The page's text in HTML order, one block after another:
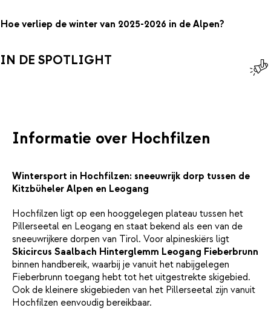
Hoe verliep de winter van 2025-2026 in de Alpen?
IN DE SPOTLIGHT
Informatie over Hochfilzen
Wintersport in Hochfilzen: sneeuwrijk dorp tussen de
Kitzbüheler Alpen en Leogang
Hochfilzen ligt op een hooggelegen plateau tussen het
Pillerseetal en Leogang en staat bekend als een van de
sneeuwrijkere dorpen van Tirol. Voor alpineskiërs ligt
Skicircus Saalbach Hinterglemm Leogang Fieberbrunn
binnen handbereik, waarbij je vanuit het nabijgelegen
Fieberbrunn toegang hebt tot het uitgestrekte skigebied.
Ook de kleinere skigebieden van het Pillerseetal zijn vanuit
Hochfilzen eenvoudig bereikbaar.